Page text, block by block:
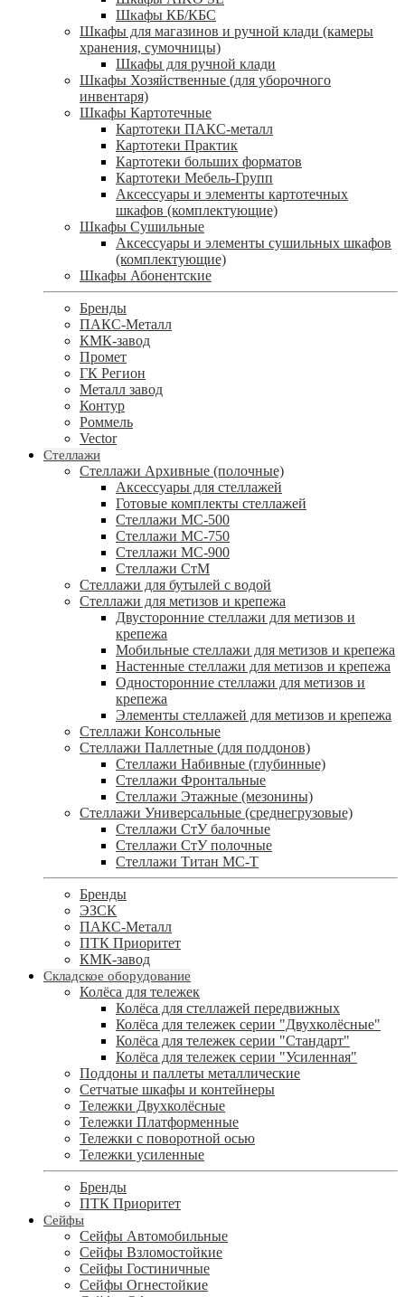
Шкафы КБ/КБС
Шкафы для магазинов и ручной клади (камеры
хранения, сумочницы)
Шкафы для ручной клади
Шкафы Хозяйственные (для уборочного
инвентаря)
Шкафы Картотечные
Картотеки ПАКС-металл
Картотеки Практик
Картотеки больших форматов
Картотеки Мебель-Групп
Аксессуары и элементы картотечных
шкафов (комплектующие)
Шкафы Сушильные
Аксессуары и элементы сушильных шкафов
(комплектующие)
Шкафы Абонентские
Бренды
ПАКС-Металл
КМК-завод
Промет
ГК Регион
Металл завод
Контур
Роммель
Vector
Стеллажи
Стеллажи Архивные (полочные)
Аксессуары для стеллажей
Готовые комплекты стеллажей
Стеллажи МС-500
Стеллажи МС-750
Стеллажи МС-900
Стеллажи СтМ
Стеллажи для бутылей с водой
Стеллажи для метизов и крепежа
Двусторонние стеллажи для метизов и
крепежа
Мобильные стеллажи для метизов и крепежа
Настенные стеллажи для метизов и крепежа
Односторонние стеллажи для метизов и
крепежа
Элементы стеллажей для метизов и крепежа
Стеллажи Консольные
Стеллажи Паллетные (для поддонов)
Стеллажи Набивные (глубинные)
Стеллажи Фронтальные
Стеллажи Этажные (мезонины)
Стеллажи Универсальные (среднегрузовые)
Стеллажи СтУ балочные
Стеллажи СтУ полочные
Стеллажи Титан МС-Т
Бренды
ЭЗСК
ПАКС-Металл
ПТК Приоритет
КМК-завод
Складское оборудование
Колёса для тележек
Колёса для стеллажей передвижных
Колёса для тележек серии "Двухколёсные"
Колёса для тележек серии "Стандарт"
Колёса для тележек серии "Усиленная"
Поддоны и паллеты металлические
Сетчатые шкафы и контейнеры
Тележки Двухколёсные
Тележки Платформенные
Тележки с поворотной осью
Тележки усиленные
Бренды
ПТК Приоритет
Сейфы
Сейфы Автомобильные
Сейфы Взломостойкие
Сейфы Гостиничные
Сейфы Огнестойкие